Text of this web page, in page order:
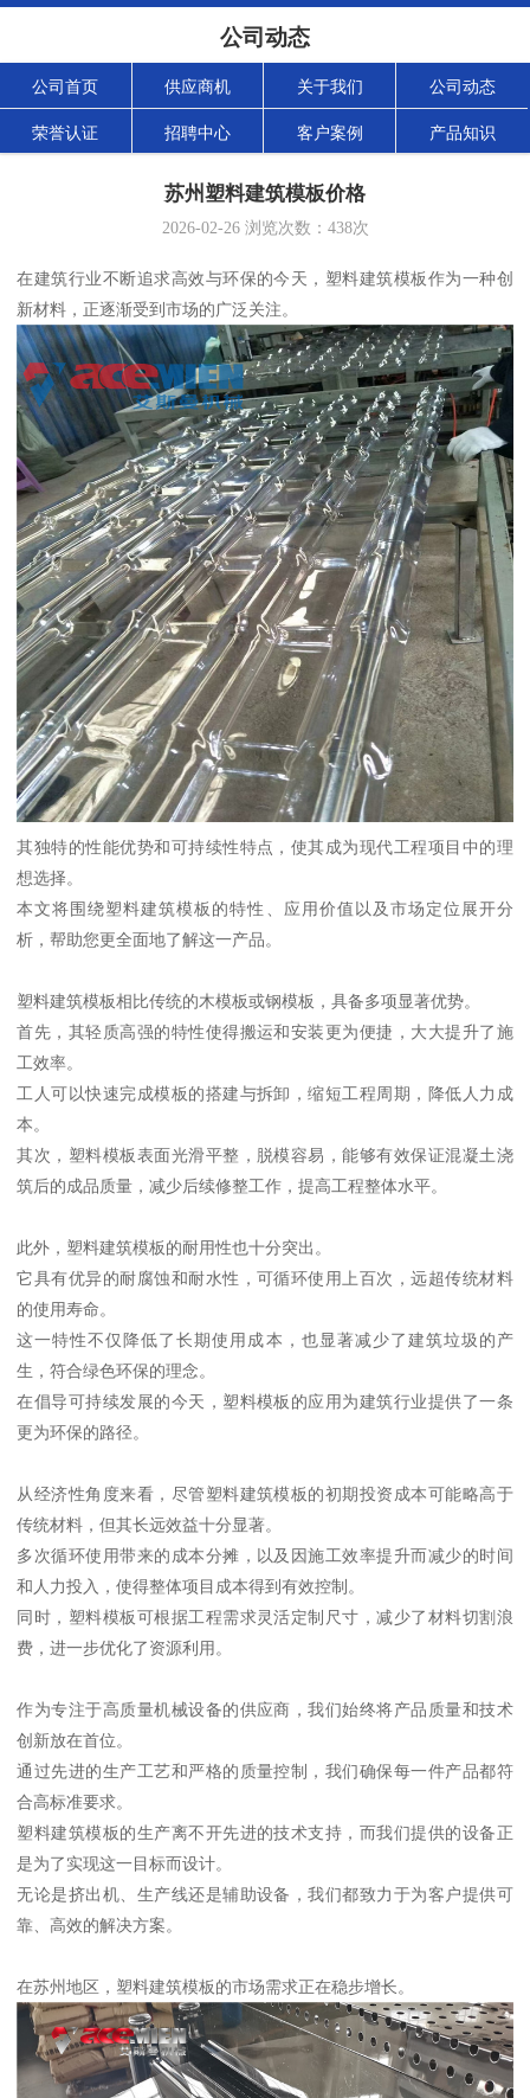
公司动态
公司首页 供应商机 关于我们 公司动态
荣誉认证 招聘中心 客户案例 产品知识
苏州塑料建筑模板价格
2026-02-26浏览次数： 438次
在建筑行业不断追求高效与环保的今天，塑料建筑模板作为一种创
新材料，正逐渐受到市场的广泛关注。
其独特的性能优势和可持续性特点，使其成为现代工程项目中的理
想选择。
本文将围绕塑料建筑模板的特性、应用价值以及市场定位展开分
析，帮助您更全面地了解这一产品。
塑料建筑模板相比传统的木模板或钢模板，具备多项显著优势。
首先，其轻质高强的特性使得搬运和安装更为便捷，大大提升了施
工效率。
工人可以快速完成模板的搭建与拆卸，缩短工程周期，降低人力成
本。
其次，塑料模板表面光滑平整，脱模容易，能够有效保证混凝土浇
筑后的成品质量，减少后续修整工作，提高工程整体水平。
此外，塑料建筑模板的耐用性也十分突出。
它具有优异的耐腐蚀和耐水性，可循环使用上百次，远超传统材料
的使用寿命。
这一特性不仅降低了长期使用成本，也显著减少了建筑垃圾的产
生，符合绿色环保的理念。
在倡导可持续发展的今天，塑料模板的应用为建筑行业提供了一条
更为环保的路径。
从经济性角度来看，尽管塑料建筑模板的初期投资成本可能略高于
传统材料，但其长远效益十分显著。
多次循环使用带来的成本分摊，以及因施工效率提升而减少的时间
和人力投入，使得整体项目成本得到有效控制。
同时，塑料模板可根据工程需求灵活定制尺寸，减少了材料切割浪
费，进一步优化了资源利用。
作为专注于高质量机械设备的供应商，我们始终将产品质量和技术
创新放在首位。
通过先进的生产工艺和严格的质量控制，我们确保每一件产品都符
合高标准要求。
塑料建筑模板的生产离不开先进的技术支持，而我们提供的设备正
是为了实现这一目标而设计。
无论是挤出机、生产线还是辅助设备，我们都致力于为客户提供可
靠、高效的解决方案。
在苏州地区，塑料建筑模板的市场需求正在稳步增长。